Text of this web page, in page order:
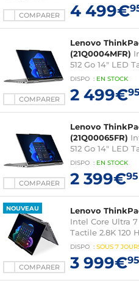
COMPARER 4 499€
COMPARER
Lenovo
(21Q0004MFR)
512 Go 14" LED
6E/Bluetooth/4G
DISPO : EN STOCK
2 499€95
COMPARER
Lenovo
(21Q00065FR)
512 Go 14" LED
6E/Bluetooth
DISPO : EN STOCK
2 399€95
NOUVEAU
COMPARER
Lenovo
Intel Core Ultra 7
Tactile 2.8K 120
Windows 11
DISPO : SOUS 7
3 999€95